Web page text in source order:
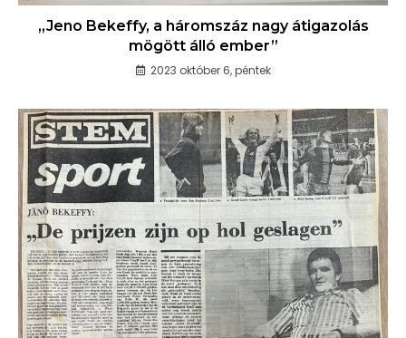
„Jeno Bekeffy, a háromszáz nagy átigazolás
mögött álló ember”
2023 október 6, péntek